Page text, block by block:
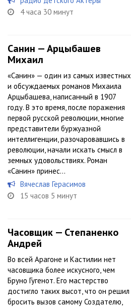
4 часа 30 минут
Санин — Арцыбашев
Михаил
«Санин» — один из самых известных
и обсуждаемых романов Михаила
Арцыбашева, написанный в 1907
году. В это время, после поражения
первой русской революции, многие
представители буржуазной
интеллигенции, разочаровавшись в
революции, начали искать смысл в
земных удовольствиях. Роман
«Санин» принес...
Вячеслав Герасимов
15 часов 5 минут
Часовщик — Степаненко
Андрей
Во всей Арагоне и Кастилии нет
часовщика более искусного, чем
Бруно Гугенот. Его мастерство
достигло таких высот, что он решил
бросить вызов самому Создателю,